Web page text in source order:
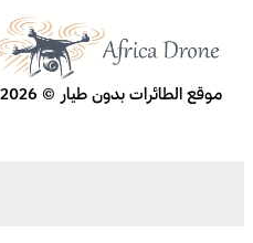
موقع الطائرات بدون طيار © 2026